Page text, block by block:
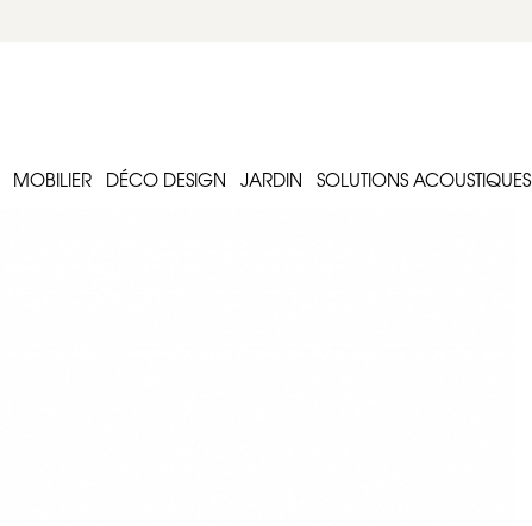
MOBILIER DÉCO DESIGN JARDIN SOLUTIONS ACOUSTIQUES